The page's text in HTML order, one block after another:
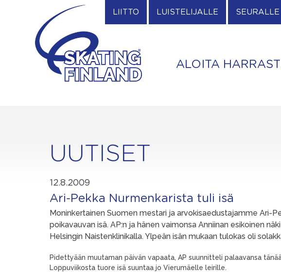
LIITTO LUISTELIJALLE SEURALLE
ALOITA
UUTISET
12.8.2009
Ari-Pekka Nurmenkarista tuli isä
Moninkertainen Suomen mestari ja arvokisaedustajamme Ari-
poikavauvan isä. AP:n ja hänen vaimonsa Anniinan esikoinen
Helsingin Naistenklinikalla. Ylpeän isän mukaan tulokas oli
Pidettyään muutaman päivän vapaata, AP suunnitteli palaavansa
Loppuviikosta tuore isä suuntaa jo Vierumäelle leirille.